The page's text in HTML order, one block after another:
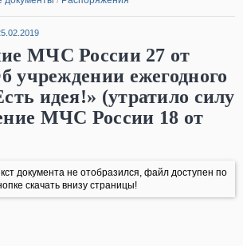
МЧС России 27 от
учреждении ежегодного
идея!» (утратило силу
МЧС России 18 от
документа не отобразился, файл доступен по
скачать внизу страницы!